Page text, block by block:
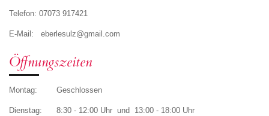
Telefon: 07073 917421
E-Mail: eberlesulz@gmail.com
Öffnungszeiten
Montag: Geschlossen
Dienstag: 8:30 - 12:00 Uhr und 13:00 - 18:00 Uhr